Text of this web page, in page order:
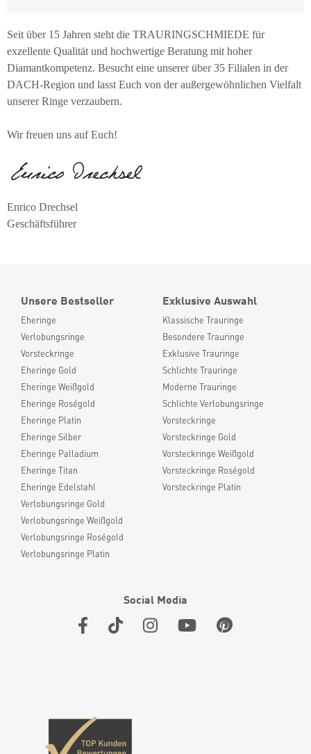
Seit über 15 Jahren steht die TRAURINGSCHMIEDE für
exzellente Qualität und hochwertige Beratung mit hoher
Diamantkompetenz. Besucht eine unserer über 35 Filialen in der
DACH-Region und lasst Euch von der außergewöhnlichen Vielfalt
unserer Ringe verzaubern.
Wir freuen uns auf Euch!
Enrico Drechsel
Geschäftsführer
Unsere Bestseller
Eheringe
Verlobungsringe
Vorsteckringe
Eheringe Gold
Eheringe Weißgold
Eheringe Roségold
Eheringe Platin
Eheringe Silber
Eheringe Palladium
Eheringe Titan
Eheringe Edelstahl
Verlobungsringe Gold
Verlobungsringe Weißgold
Verlobungsringe Roségold
Verlobungsringe Platin
Exklusive Auswahl
Klassische Trauringe
Besondere Trauringe
Exklusive Trauringe
Schlichte Trauringe
Moderne Trauringe
Schlichte Verlobungsringe
Vorsteckringe
Vorsteckringe Gold
Vorsteckringe Weißgold
Vorsteckringe Roségold
Vorsteckringe Platin
Social Media